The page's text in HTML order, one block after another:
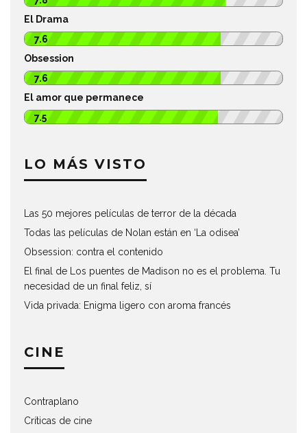
El Drama
7.6
Obsession
7.6
El amor que permanece
7.5
LO MÁS VISTO
Las 50 mejores películas de terror de la década
Todas las películas de Nolan están en ‘La odisea’
Obsession: contra el contenido
El final de Los puentes de Madison no es el problema. Tu
necesidad de un final feliz, sí
Vida privada: Enigma ligero con aroma francés
CINE
Contraplano
Críticas de cine